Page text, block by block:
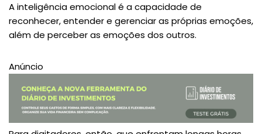
A inteligência emocional é a capacidade de
reconhecer, entender e gerenciar as próprias emoções,
além de perceber as emoções dos outros.
Anúncio